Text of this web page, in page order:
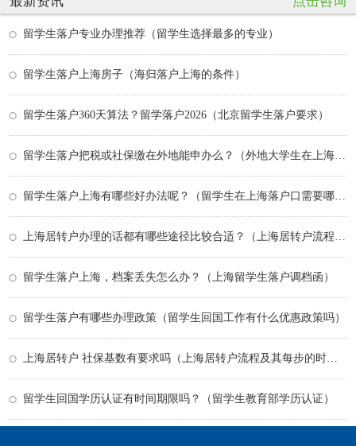
留学生落户专业办理推荐（留学生选择最多的专业）
留学生落户上海房子（海归落户上海的条件）
留学生落户360天算法？留学落户2026（北京留学生落户要求）
留学生落户上海，档案丢失怎么办？（上海留学生落户调档函）
留学生落户有哪些办理政策（留学生回国工作有什么优惠政策吗）
留学生回国学历认证有时间期限吗？（留学生教育部学历认证）